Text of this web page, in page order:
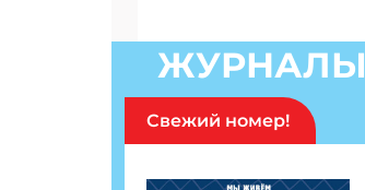
ЖУРНАЛЫ
Свежий номер!